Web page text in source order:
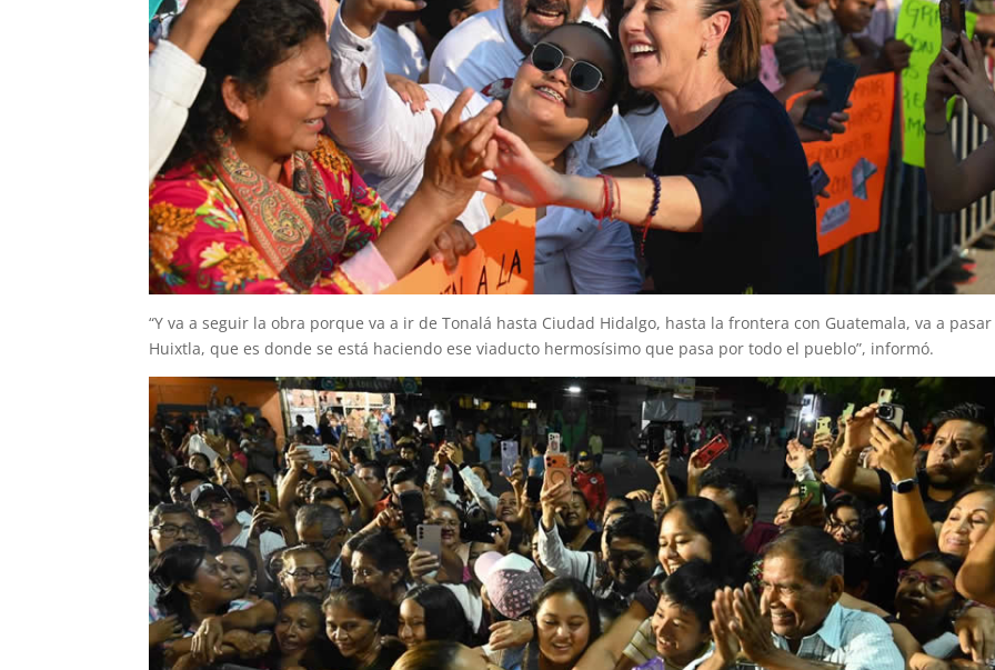
“Y va a seguir la obra porque va a ir de Tonalá hasta Ciudad Hidalgo, hasta la frontera con Guatemala, va a
Huixtla, que es donde se está haciendo ese viaducto hermosísimo que pasa por todo el pueblo”, informó.